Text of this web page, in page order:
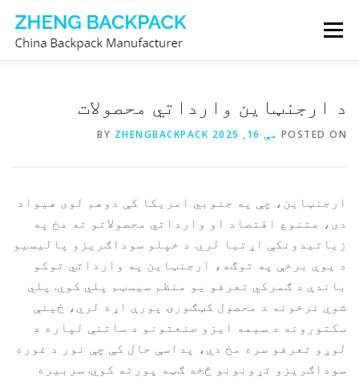
Menu
د ارجنټاین وارداتي محصولات
POSTED ON مې 16, 2025 ZHENGBACKPACK
ارجنټاین، چې په جنوبي امریکا کې دوهم لوی هیواد
دی، متنوع اقتصاد او وارداتي محصولاتو ته مخ په
زیاتیدونکې اړتیا لري. د خپلو سوداګریزو پالیسیو
د یوې برخې په توګه، ارجنټاین په وارداتي توکو
باندې د ګمرکي تعرفو یو منظم سیسټم پلي کوي. پلي
شوي نرخونه د محصول کټګورۍ پورې اړه لري، ځینې
سکتورونه د سیمه ایزو صنعتونو د ساتنې لپاره د
لوړو تعرفو سره مخ دي، پداسې حال کې چې نور د غوره
سوداګریزو تړونونو څخه ګټه پورته کوي. سربیره